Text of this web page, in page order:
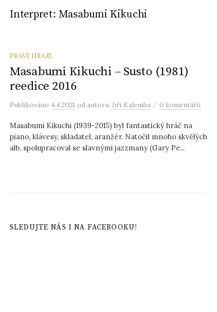
Interpret: Masabumi Kikuchi
PRÁVĚ HRAJE
Masabumi Kikuchi – Susto (1981)
reedice 2016
Publikováno 4.4.2021 od autora: Jiří Kalemba / 0 komentářů
Masabumi Kikuchi (1939-2015) byl fantastický hráč na
piano, klávesy, skladatel, aranžér. Natočil mnoho skvělých
alb, spolupracoval se slavnými jazzmany (Gary Pe...
SLEDUJTE NÁS I NA FACEBOOKU!